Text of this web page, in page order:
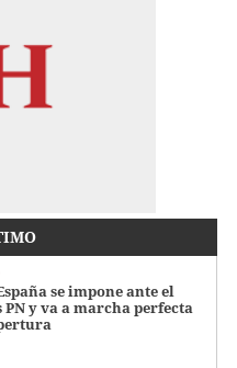
se impone ante el
PN y va a marcha perfecta